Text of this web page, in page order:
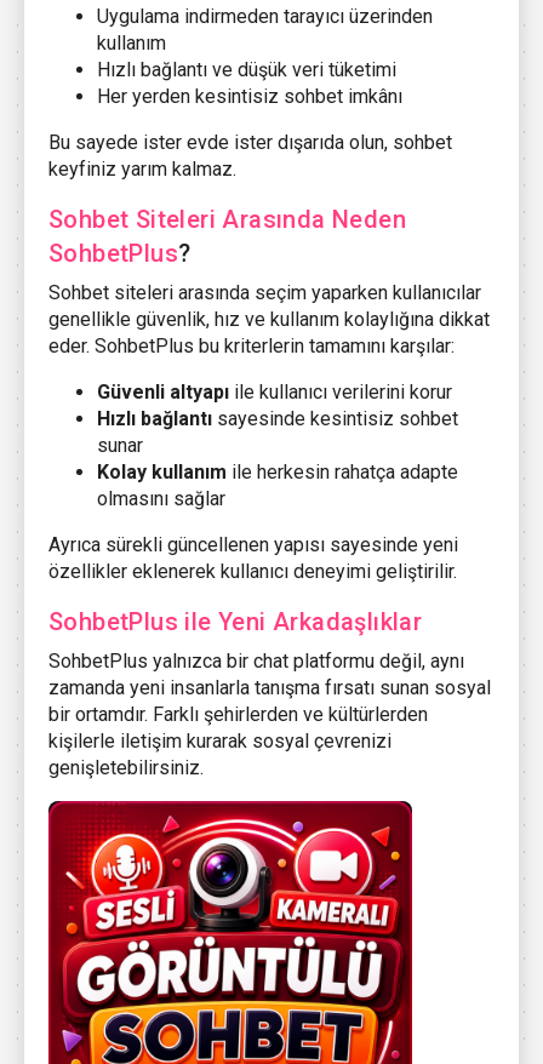
Uygulama indirmeden tarayıcı üzerinden
kullanım
Hızlı bağlantı ve düşük veri tüketimi
Her yerden kesintisiz sohbet imkânı
Bu sayede ister evde ister dışarıda olun, sohbet
keyfiniz yarım kalmaz.
Sohbet Siteleri Arasında Neden
SohbetPlus?
Sohbet siteleri arasında seçim yaparken kullanıcılar
genellikle güvenlik, hız ve kullanım kolaylığına dikkat
eder. SohbetPlus bu kriterlerin tamamını karşılar:
Güvenli altyapı ile kullanıcı verilerini korur
Hızlı bağlantı sayesinde kesintisiz sohbet
sunar
Kolay kullanım ile herkesin rahatça adapte
olmasını sağlar
Ayrıca sürekli güncellenen yapısı sayesinde yeni
özellikler eklenerek kullanıcı deneyimi geliştirilir.
SohbetPlus ile Yeni Arkadaşlıklar
SohbetPlus yalnızca bir chat platformu değil, aynı
zamanda yeni insanlarla tanışma fırsatı sunan sosyal
bir ortamdır. Farklı şehirlerden ve kültürlerden
kişilerle iletişim kurarak sosyal çevrenizi
genişletebilirsiniz.